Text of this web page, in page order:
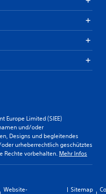
Europe Limited (SIEE)
und/oder
Designs und begleitendes
urheberrechtlich geschütztes
Rechte vorbehalten. Mehr Infos
Website-
Sitemap